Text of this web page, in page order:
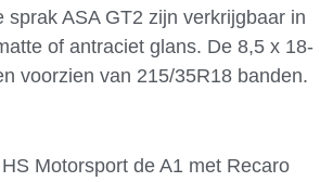
sprak ASA GT2 zijn verkrijgbaar in
of antraciet glans. De 8,5 x 18-
voorzien van 215/35R18 banden.
Motorsport de A1 met Recaro